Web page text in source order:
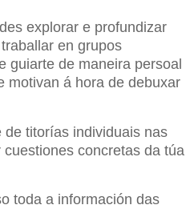
explorar e profundizar
en grupos
guiarte de maneira persoal
motivan á hora de debuxar
de titorías individuais nas
concretas da túa
toda a información das